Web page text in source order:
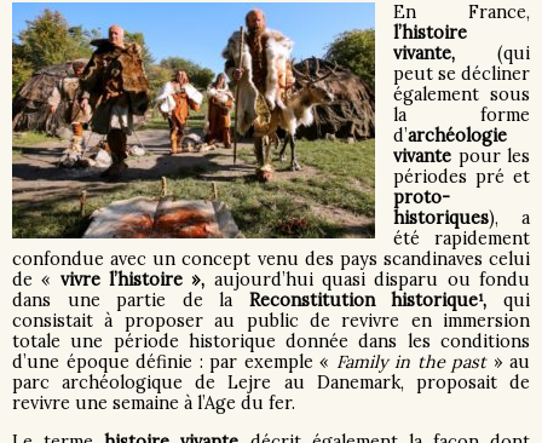
En France,
l’histoire
vivante, (qui
peut se décliner
également sous
la forme
d’archéologie
vivante pour les
périodes pré et
proto-
historiques), a
été rapidement
confondue avec un concept venu des pays scandinaves celui
de « vivre l’histoire », aujourd’hui quasi disparu ou fondu
dans une partie de la Reconstitution historique¹, qui
consistait à proposer au public de revivre en immersion
totale une période historique donnée dans les conditions
d’une époque définie : par exemple « Family in the past» au
parc archéologique de Lejre au Danemark, proposait de
revivre une semaine à l’Age du fer.